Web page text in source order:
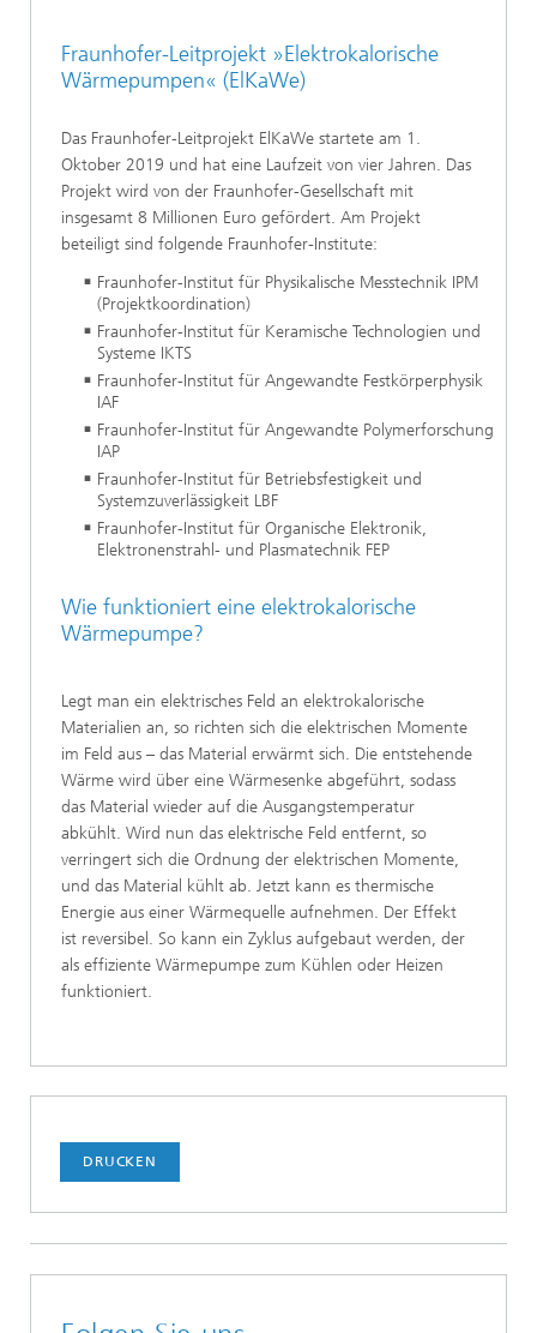
Fraunhofer-Leitprojekt »Elektrokalorische
Wärmepumpen« (ElKaWe)
Das Fraunhofer-Leitprojekt ElKaWe startete am 1.
Oktober 2019 und hat eine Laufzeit von vier Jahren. Das
Projekt wird von der Fraunhofer-Gesellschaft mit
insgesamt 8 Millionen Euro gefördert. Am Projekt
beteiligt sind folgende Fraunhofer-Institute:
Fraunhofer-Institut für Physikalische Messtechnik IPM
(Projektkoordination)
Fraunhofer-Institut für Keramische Technologien und
Systeme IKTS
Fraunhofer-Institut für Angewandte Festkörperphysik
IAF
Fraunhofer-Institut für Angewandte Polymerforschung
IAP
Fraunhofer-Institut für Betriebsfestigkeit und
Systemzuverlässigkeit LBF
Fraunhofer-Institut für Organische Elektronik,
Elektronenstrahl- und Plasmatechnik FEP
Wie funktioniert eine elektrokalorische
Wärmepumpe?
Legt man ein elektrisches Feld an elektrokalorische
Materialien an, so richten sich die elektrischen Momente
im Feld aus – das Material erwärmt sich. Die entstehende
Wärme wird über eine Wärmesenke abgeführt, sodass
das Material wieder auf die Ausgangstemperatur
abkühlt. Wird nun das elektrische Feld entfernt, so
verringert sich die Ordnung der elektrischen Momente,
und das Material kühlt ab. Jetzt kann es thermische
Energie aus einer Wärmequelle aufnehmen. Der Effekt
ist reversibel. So kann ein Zyklus aufgebaut werden, der
als effiziente Wärmepumpe zum Kühlen oder Heizen
funktioniert.
DRUCKEN